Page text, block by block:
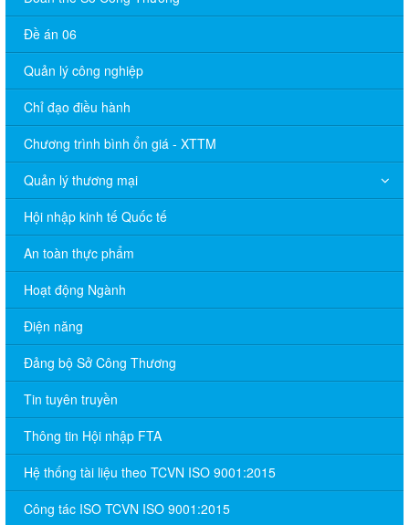
Đề án 06
Quản lý công nghiệp
Chỉ đạo điều hành
Chương trình bình ổn giá - XTTM
Quản lý thương mại
Hội nhập kinh tế Quốc tế
An toàn thực phẩm
Hoạt động Ngành
Điện năng
Đảng bộ Sở Công Thương
Tin tuyên truyền
Thông tin Hội nhập FTA
Hệ thống tài liệu theo TCVN ISO 9001:2015
Công tác ISO TCVN ISO 9001:2015